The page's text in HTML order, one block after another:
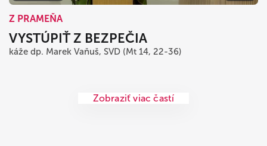
Z PRAMEŇA
VYSTÚPIŤ Z BEZPEČIA
káže dp. Marek Vaňuš, SVD (Mt 14, 22-36)
Zobraziť viac častí